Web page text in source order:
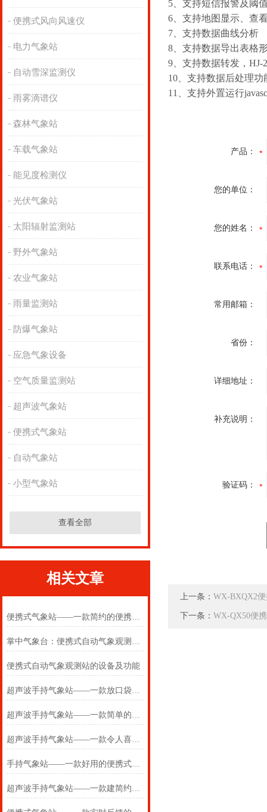
便携式风向风速仪
电力气象站
自动雪深监测仪
雨雾滴谱仪
森林气象站
车载气象站
能见度检测仪
光伏气象站
太阳辐射监测站
野外气象站
农业气象站
雨量监测站
防爆气象站
应急气象设备
空气质量监测站
超声波气象站
便携式气象站
自动气象站
小型气象站
查看全部
相关文章
便携式气象站——一款简约的便携式气象仪2025(万象推送)
掌中气象台：便携式自动气象观测站的设备与功能
便携式自动气象观测站的设备及功能
超声波手持气象站——一款放口袋的便携式气象站2024(万象推送)
超声波手持气象站——一款简单的便携式气象站2024(万象推送)
超声波手持气象站——一款令人喜爱的便携式气象站2024(万象推送)
手持气象站——一款好用的便携式气象站2024(万象推送)
超声波手持气象站——一款建简约的便携式气象站2024(万象推送)
5、支持短信报警及阈
6、支持地图显示、查
7、支持数据曲线分析
8、支持数据导出表格
9、支持数据转发，HJ-
10、支持数据后处理功
11、支持外置运行
产品：
您的单位：
您的姓名：
联系电话：
常用邮箱：
省份：
详细地址：
补充说明：
验证码：
上一条： WX-BXQX2
下一条： WX-QX50便